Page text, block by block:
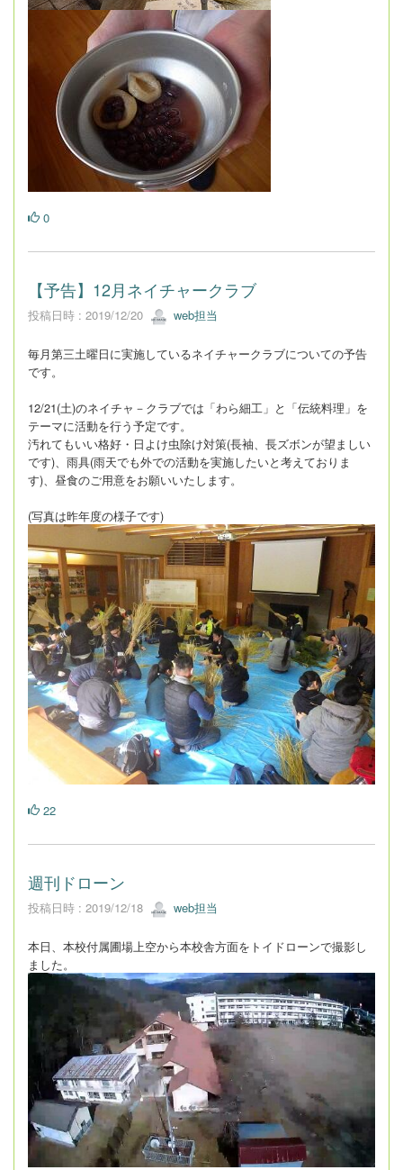
0
【予告】12月ネイチャークラブ
投稿日時 : 2019/12/20 web担当
毎月第三土曜日に実施しているネイチャークラブについての予告
です。
12/21(土)のネイチャ－クラブでは「わら細工」と「伝統料理」を
テーマに活動を行う予定です。
汚れてもいい格好・日よけ虫除け対策(長袖、長ズボンが望ましい
です)、雨具(雨天でも外での活動を実施したいと考えておりま
す)、昼食のご用意をお願いいたします。
(写真は昨年度の様子です)
22
週刊ドローン
投稿日時 : 2019/12/18 web担当
本日、本校付属圃場上空から本校舎方面をトイドローンで撮影し
ました。